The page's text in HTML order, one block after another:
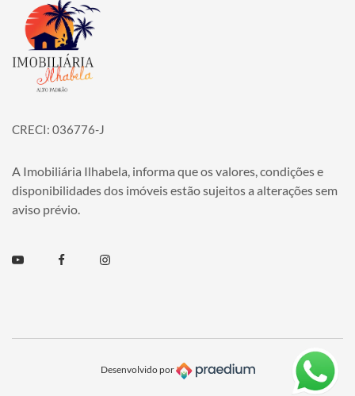
Página inicial
CRECI: 036776-J
A Imobiliária Ilhabela, informa que os valores, condições e
disponibilidades dos imóveis estão sujeitos a alterações sem
aviso prévio.
Youtube FacebookInstagram
Desenvolvido por